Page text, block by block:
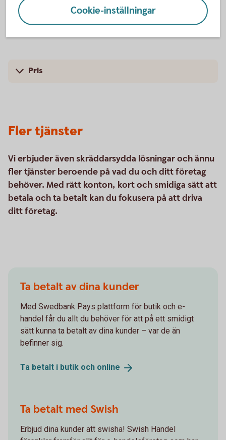
Företagspaketet
Pris
Fler tjänster
Vi erbjuder även skräddarsydda lösningar och ännu
fler tjänster beroende på vad du och ditt företag
behöver. Med rätt konton, kort och smidiga sätt att
betala och ta betalt kan du fokusera på att driva
ditt företag.
Ta betalt av dina kunder
Med Swedbank Pays plattform för butik och e-
handel får du allt du behöver för att på ett smidigt
sätt kunna ta betalt av dina kunder – var de än
befinner sig.
Ta betalt i butik och online
Ta betalt med Swish
Erbjud dina kunder att swisha! Swish Handel
Cookie-inställningar